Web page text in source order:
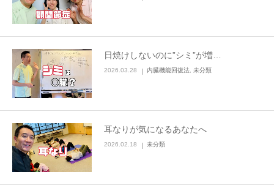
日焼けしないのに”シミ”が増…
2026.03.28 内臓機能回復法 未分類
耳なりが気になるあなたへ
2026.02.18 未分類